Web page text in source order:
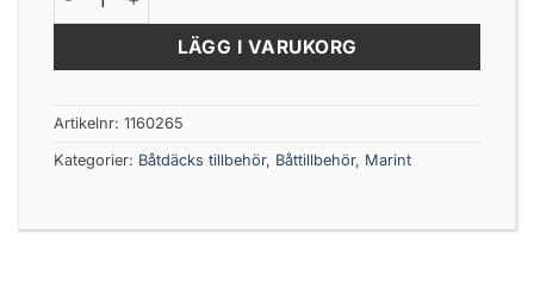
LÄGG I VARUKORG
Artikelnr: 1160265
Kategorier: Båtdäcks tillbehör, Båttillbehör, Marint